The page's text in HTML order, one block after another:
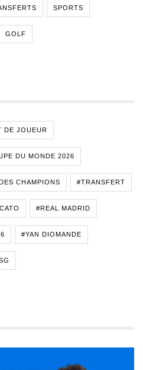
SPORTS
GOLF
DE JOUEUR
DU MONDE 2026
CHAMPIONS #TRANSFERT
#REAL MADRID
#YAN DIOMANDE